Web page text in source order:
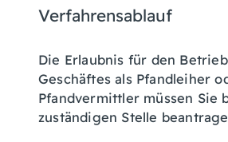
Verfahrensablauf
Die Erlaubnis für den
Geschäftes als Pfandleiher
Pfandvermittler müssen Sie
zuständigen Stelle